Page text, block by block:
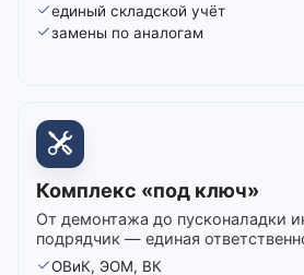
единый складской учёт
замены по аналогам
Комплекс «под ключ»
От демонтажа до пусконаладки
подрядчик — единая
ОВиК, ЭОМ, ВК